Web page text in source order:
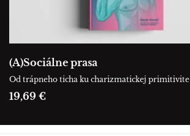
(A)Sociálne prasa
Od trápneho ticha ku charizmatickej primitivite
19,69 €